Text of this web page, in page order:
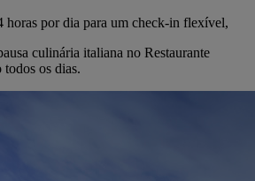
horas por dia para um check-in flexível,
culinária italiana no Restaurante
os dias.